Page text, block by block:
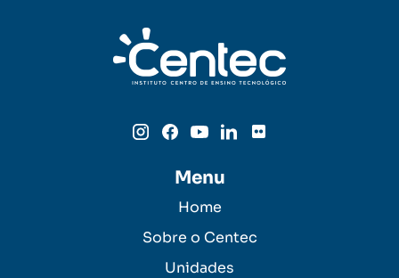
Menu
Home
Sobre o Centec
Unidades